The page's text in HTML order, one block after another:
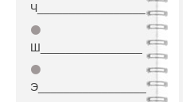
Ч_________________
⚫
Ш________________
⚫
Э_________________